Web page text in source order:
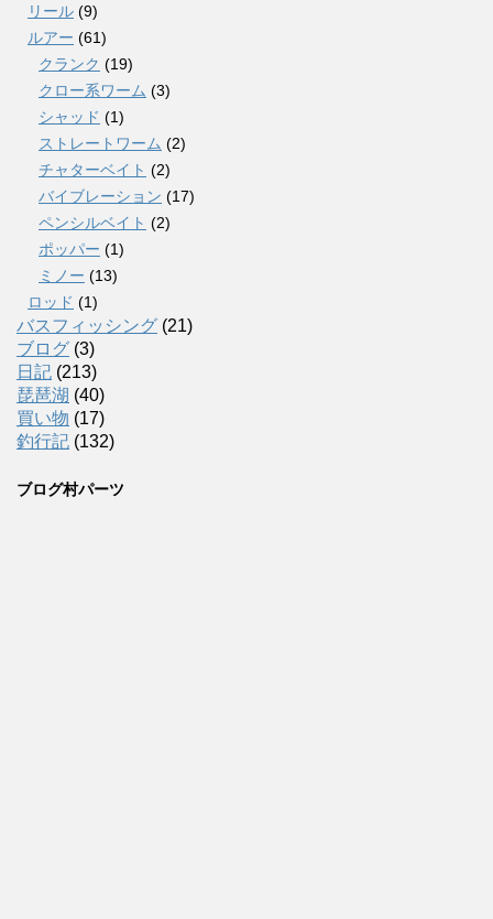
リール (9)
ルアー (61)
クランク (19)
クロー系ワーム (3)
シャッド (1)
ストレートワーム (2)
チャターベイト (2)
バイブレーション (17)
ペンシルベイト (2)
ポッパー (1)
ミノー (13)
ロッド (1)
バスフィッシング (21)
ブログ (3)
日記 (213)
琵琶湖 (40)
買い物 (17)
釣行記 (132)
ブログ村パーツ